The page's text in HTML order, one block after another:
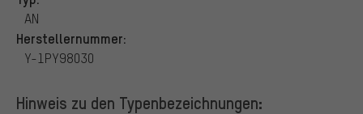
AN
Herstellernummer:
Y-1PY98030
Hinweis zu den Typenbezeichnungen: